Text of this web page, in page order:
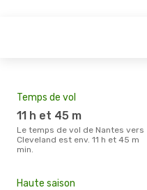
Temps de vol
11 h et 45 m
Le temps de vol de Nantes vers
Cleveland est env. 11 h et 45 m
min.
Haute saison